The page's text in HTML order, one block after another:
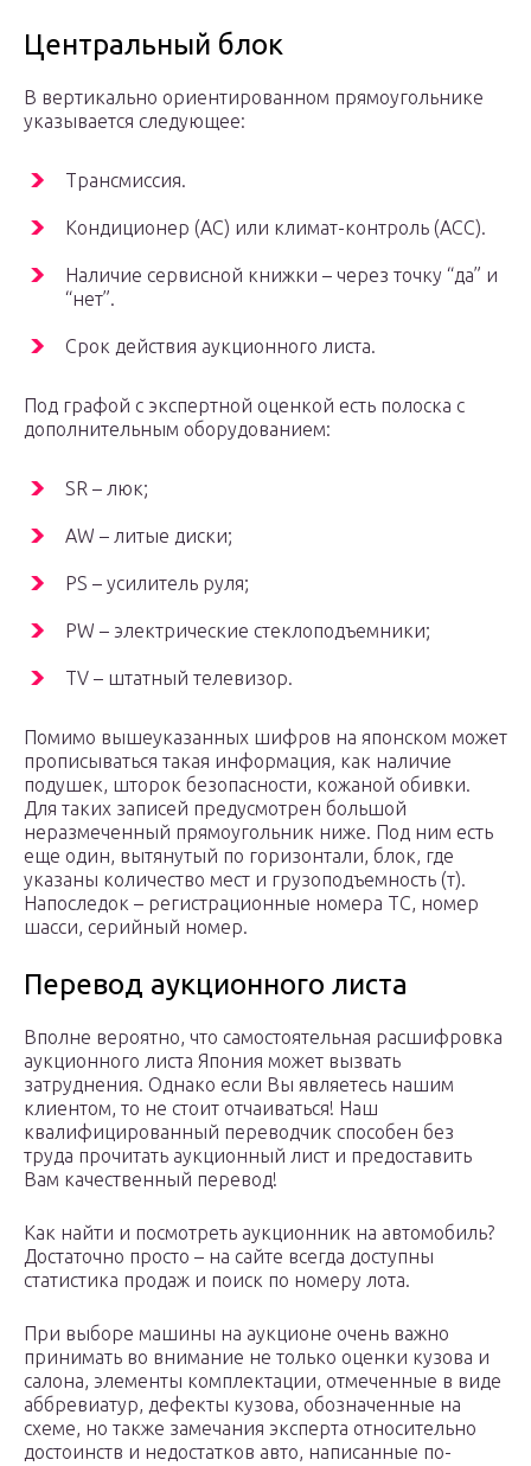
Центральный блок
В вертикально ориентированном прямоугольнике
указывается следующее:
Трансмиссия.
Кондиционер (AC) или климат-контроль (ACC).
Наличие сервисной книжки – через точку “да” и
“нет”.
Срок действия аукционного листа.
Под графой с экспертной оценкой есть полоска с
дополнительным оборудованием:
SR – люк;
AW – литые диски;
PS – усилитель руля;
PW – электрические стеклоподъемники;
TV – штатный телевизор.
Помимо вышеуказанных шифров на японском может
прописываться такая информация, как наличие
подушек, шторок безопасности, кожаной обивки.
Для таких записей предусмотрен большой
неразмеченный прямоугольник ниже. Под ним есть
еще один, вытянутый по горизонтали, блок, где
указаны количество мест и грузоподъемность (т).
Напоследок – регистрационные номера ТС, номер
шасси, серийный номер.
Перевод аукционного листа
Вполне вероятно, что самостоятельная расшифровка
аукционного листа Япония может вызвать
затруднения. Однако если Вы являетесь нашим
клиентом, то не стоит отчаиваться! Наш
квалифицированный переводчик способен без
труда прочитать аукционный лист и предоставить
Вам качественный перевод!
Как найти и посмотреть аукционник на автомобиль?
Достаточно просто – на сайте всегда доступны
статистика продаж и поиск по номеру лота.
При выборе машины на аукционе очень важно
принимать во внимание не только оценки кузова и
салона, элементы комплектации, отмеченные в виде
аббревиатур, дефекты кузова, обозначенные на
схеме, но также замечания эксперта относительно
достоинств и недостатков авто, написанные по-